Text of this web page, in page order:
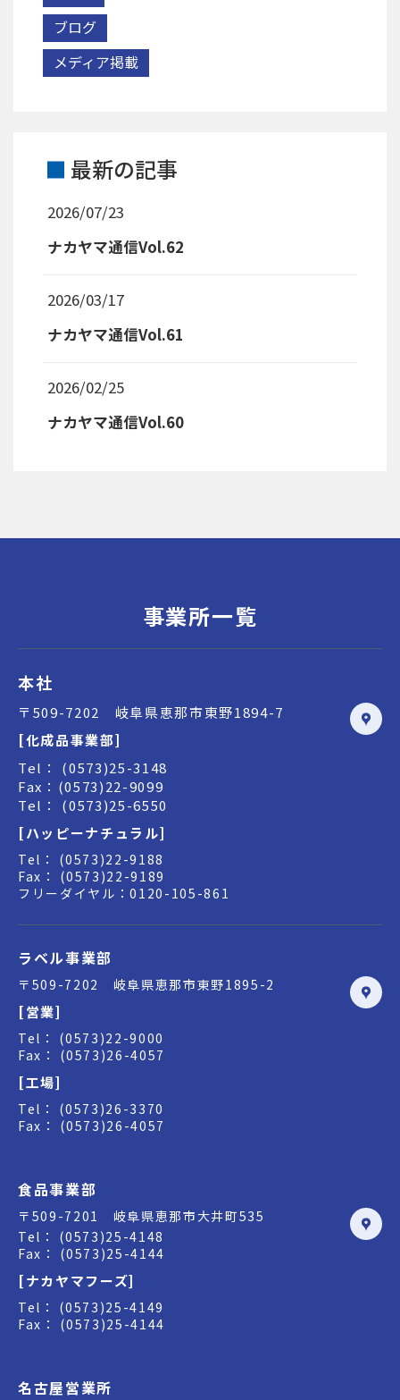
ブログ
メディア掲載
最新の記事
2026/07/23
ナカヤマ通信Vol.62
2026/03/17
ナカヤマ通信Vol.61
2026/02/25
ナカヤマ通信Vol.60
事業所一覧
本社
〒509-7202 岐阜県恵那市東野1894-7
[化成品事業部]
Tel： (0573)25-3148
Fax：(0573)22-9099
Tel： (0573)25-6550
[ハッピーナチュラル]
Tel： (0573)22-9188
Fax： (0573)22-9189
フリーダイヤル：0120-105-861
ラベル事業部
〒509-7202 岐阜県恵那市東野1895-2
[営業]
Tel： (0573)22-9000
Fax： (0573)26-4057
[工場]
Tel： (0573)26-3370
Fax： (0573)26-4057
食品事業部
〒509-7201 岐阜県恵那市大井町535
Tel： (0573)25-4148
Fax： (0573)25-4144
[ナカヤマフーズ]
Tel： (0573)25-4149
Fax： (0573)25-4144
名古屋営業所